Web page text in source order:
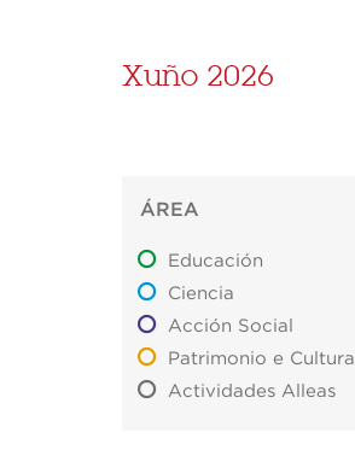
Xuño 2026
ÁREA
Educación
Ciencia
Acción Social
Patrimonio e Cultura
Actividades Alleas